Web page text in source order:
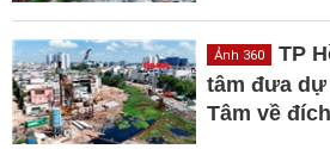
Ảnh 360
TP
tâm đưa dự
Tâm về